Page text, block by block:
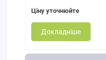
Ціну уточнюйте
Докладніше